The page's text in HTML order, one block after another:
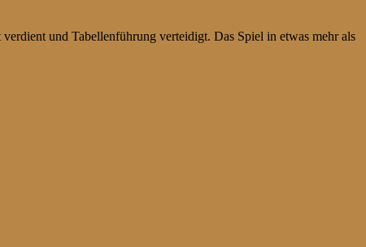
und Tabellenführung verteidigt. Das Spiel in etwas mehr als